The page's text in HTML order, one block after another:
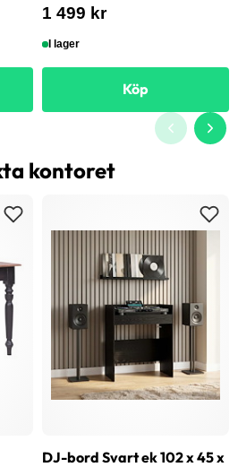
1 499 kr
I lager
Köp
kontoret
DJ-bord Svart ek 102 x 45 x